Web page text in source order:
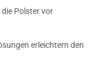
Polster vor
erleichtern den